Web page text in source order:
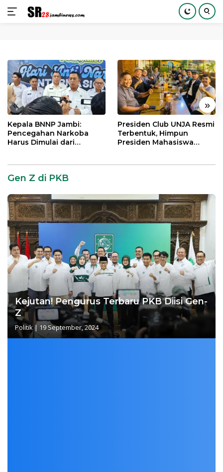
konten
« »
Kepala BNNP Jambi:
Pencegahan Narkoba
Harus Dimulai dari
Presiden Club UNJA Resmi
Terbentuk, Himpun
Presiden Mahasiswa
Gen Z di PKB
Kejutan! Pengurus Terbaru PKB Diisi Gen-
Z
Politik|19 September, 2024